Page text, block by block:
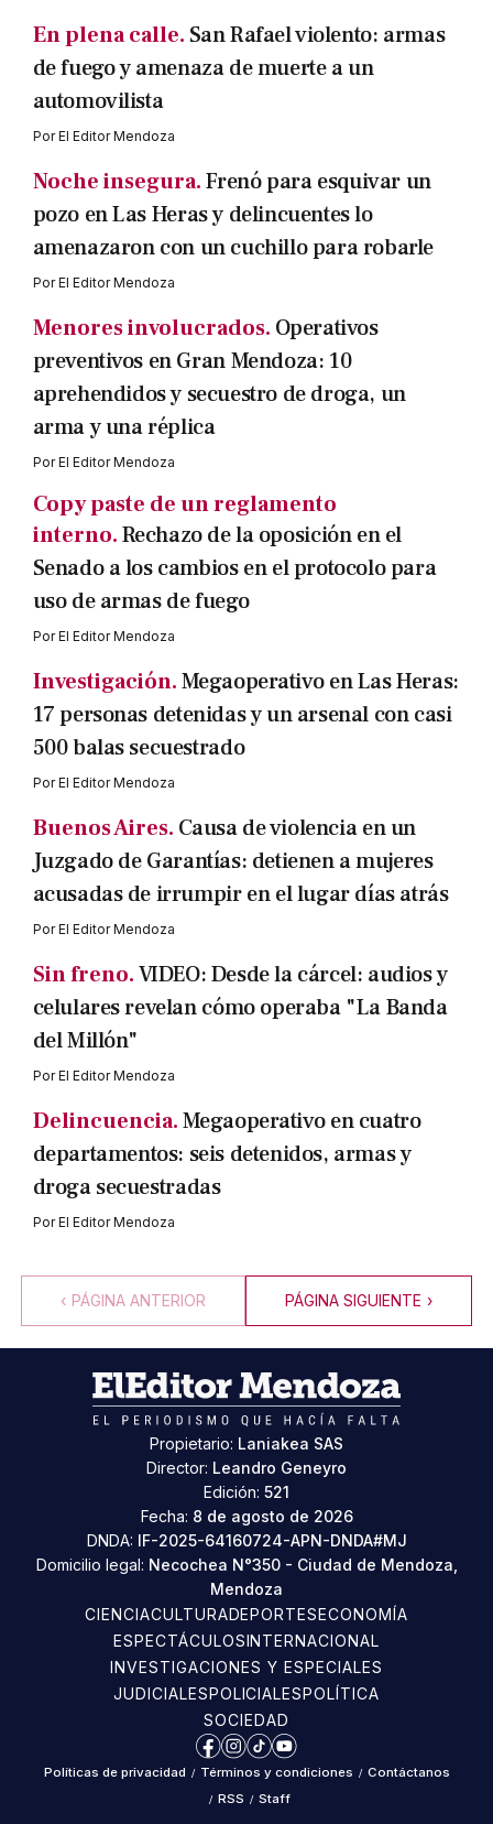
En plena calle. San Rafael violento: armas
de fuego y amenaza de muerte a un
automovilista
PorEl Editor Mendoza
Noche insegura.Frenó para esquivar un
pozo en Las Heras y delincuentes lo
amenazaron con un cuchillo para robarle
PorEl Editor Mendoza
Menores involucrados. Operativos
preventivos en Gran Mendoza: 10
aprehendidos y secuestro de droga, un
arma y una réplica
PorEl Editor Mendoza
Copy paste de un reglamento
interno.Rechazo de la oposición en el
Senado a los cambios en el protocolo para
uso de armas de fuego
PorEl Editor Mendoza
Investigación.Megaoperativo en Las Heras:
17 personas detenidas y un arsenal con casi
500 balas secuestrado
PorEl Editor Mendoza
Buenos Aires. Causa de violencia en un
Juzgado de Garantías: detienen a mujeres
acusadas de irrumpir en el lugar días atrás
PorEl Editor Mendoza
Sin freno.VIDEO: Desde la cárcel: audios y
celulares revelan cómo operaba "La Banda
del Millón"
PorEl Editor Mendoza
Delincuencia.Megaoperativo en cuatro
departamentos: seis detenidos, armas y
droga secuestradas
PorEl Editor Mendoza
‹ PÁGINA ANTERIOR PÁGINA SIGUIENTE ›
Propietario: Laniakea SAS
Director: Leandro Geneyro
Edición: 521
Fecha: 8 de agosto de 2026
DNDA: IF-2025-64160724-APN-DNDA#MJ
Domicilio legal: Necochea N°350 - Ciudad de Mendoza,
Mendoza
CIENCIACULTURADEPORTESECONOMÍA
ESPECTÁCULOSINTERNACIONAL
INVESTIGACIONES Y ESPECIALES
JUDICIALESPOLICIALESPOLÍTICA
SOCIEDAD
Facebook
Instagram
TikTokYouTube
Políticas de privacidad / Términos y condiciones / Contáctanos
/ RSS / Staff